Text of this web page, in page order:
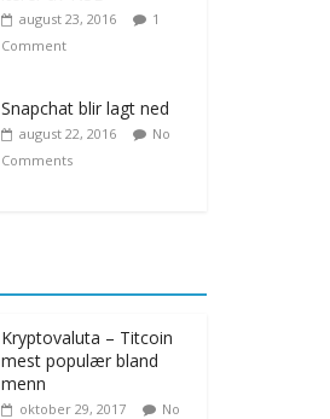
august 23, 2016
1
Comment
Snapchat blir lagt ned
august 22, 2016
No
Comments
Kryptovaluta – Titcoin
mest populær bland
menn
oktober 29, 2017
No